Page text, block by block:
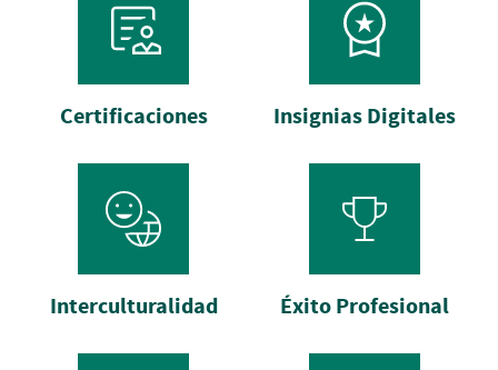
Certificaciones Insignias Digitales
Interculturalidad Éxito Profesional